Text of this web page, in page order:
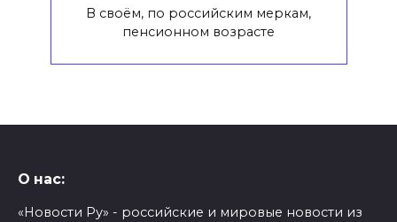
В своём, по российским меркам,
пенсионном возрасте
О нас:
«Новости Ру» - российские и мировые новости из